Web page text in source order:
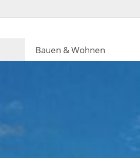
Bauen & Wohnen